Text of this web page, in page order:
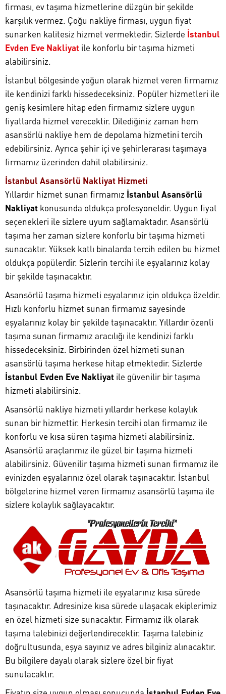
firması, ev taşıma hizmetlerine düzgün bir şekilde
karşılık vermez. Çoğu nakliye firması, uygun fiyat
sunarken kalitesiz hizmet vermektedir. Sizlerde İstanbul
Evden Eve Nakliyat ile konforlu bir taşıma hizmeti
alabilirsiniz.
İstanbul bölgesinde yoğun olarak hizmet veren firmamız
ile kendinizi farklı hissedeceksiniz. Popüler hizmetleri ile
geniş kesimlere hitap eden firmamız sizlere uygun
fiyatlarda hizmet verecektir. Dilediğiniz zaman hem
asansörlü nakliye hem de depolama hizmetini tercih
edebilirsiniz. Ayrıca şehir içi ve şehirlerarası taşımaya
firmamız üzerinden dahil olabilirsiniz.
İstanbul Asansörlü Nakliyat Hizmeti
Yıllardır hizmet sunan firmamız İstanbul Asansörlü
Nakliyat konusunda oldukça profesyoneldir. Uygun fiyat
seçenekleri ile sizlere uyum sağlamaktadır. Asansörlü
taşıma her zaman sizlere konforlu bir taşıma hizmeti
sunacaktır. Yüksek katlı binalarda tercih edilen bu hizmet
oldukça popülerdir. Sizlerin tercihi ile eşyalarınız kolay
bir şekilde taşınacaktır.
Asansörlü taşıma hizmeti eşyalarınız için oldukça özeldir.
Hızlı konforlu hizmet sunan firmamız sayesinde
eşyalarınız kolay bir şekilde taşınacaktır. Yıllardır özenli
taşıma sunan firmamız aracılığı ile kendinizi farklı
hissedeceksiniz. Birbirinden özel hizmeti sunan
asansörlü taşıma herkese hitap etmektedir. Sizlerde
İstanbul Evden Eve Nakliyat ile güvenilir bir taşıma
hizmeti alabilirsiniz.
Asansörlü nakliye hizmeti yıllardır herkese kolaylık
sunan bir hizmettir. Herkesin tercihi olan firmamız ile
konforlu ve kısa süren taşıma hizmeti alabilirsiniz.
Asansörlü araçlarımız ile güzel bir taşıma hizmeti
alabilirsiniz. Güvenilir taşıma hizmeti sunan firmamız ile
evinizden eşyalarınız özel olarak taşınacaktır. İstanbul
bölgelerine hizmet veren firmamız asansörlü taşıma ile
sizlere kolaylık sağlayacaktır.
Asansörlü taşıma hizmeti ile eşyalarınız kısa sürede
taşınacaktır. Adresinize kısa sürede ulaşacak ekiplerimiz
en özel hizmeti size sunacaktır. Firmamız ilk olarak
taşıma talebinizi değerlendirecektir. Taşıma talebiniz
doğrultusunda, eşya sayınız ve adres bilginiz alınacaktır.
Bu bilgilere dayalı olarak sizlere özel bir fiyat
sunulacaktır.